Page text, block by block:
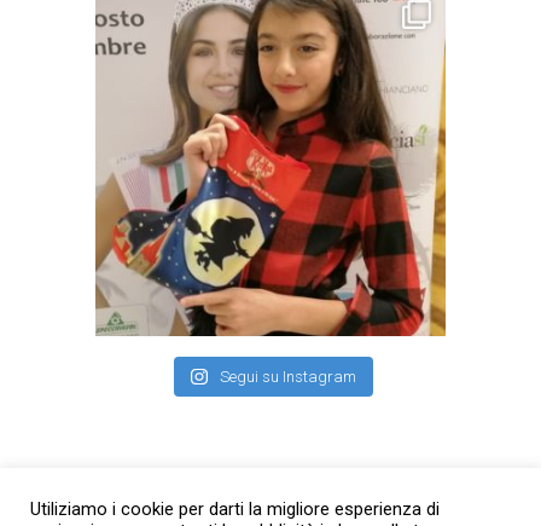
Segui su Instagram
Utiliziamo i cookie per darti la migliore esperienza di